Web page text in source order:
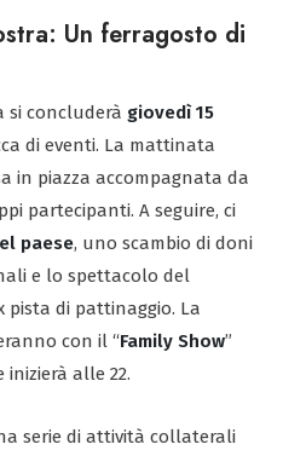
Un ferragosto di
si concluderà giovedì 15
di eventi. La mattinata
in piazza accompagnata da
partecipanti. A seguire, ci
paese, uno scambio di doni
e lo spettacolo del
pista di pattinaggio. La
con il “Family Show”
alle 22.
serie di attività collaterali